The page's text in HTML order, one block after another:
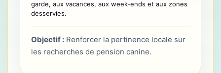
garde, aux vacances, aux week-ends et aux zones
desservies.
Objectif : Renforcer la pertinence locale sur
les recherches de pension canine.